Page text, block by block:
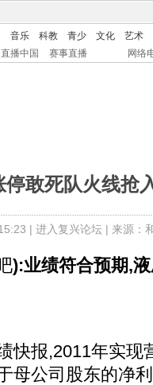
音乐 科教 青少 文化
艺术
直播中国 赛事直播 网络
敢死队火线抢
| 进入复兴论坛| 来源：
):业绩符合预期,
报,2011年实现
母公司股东的净